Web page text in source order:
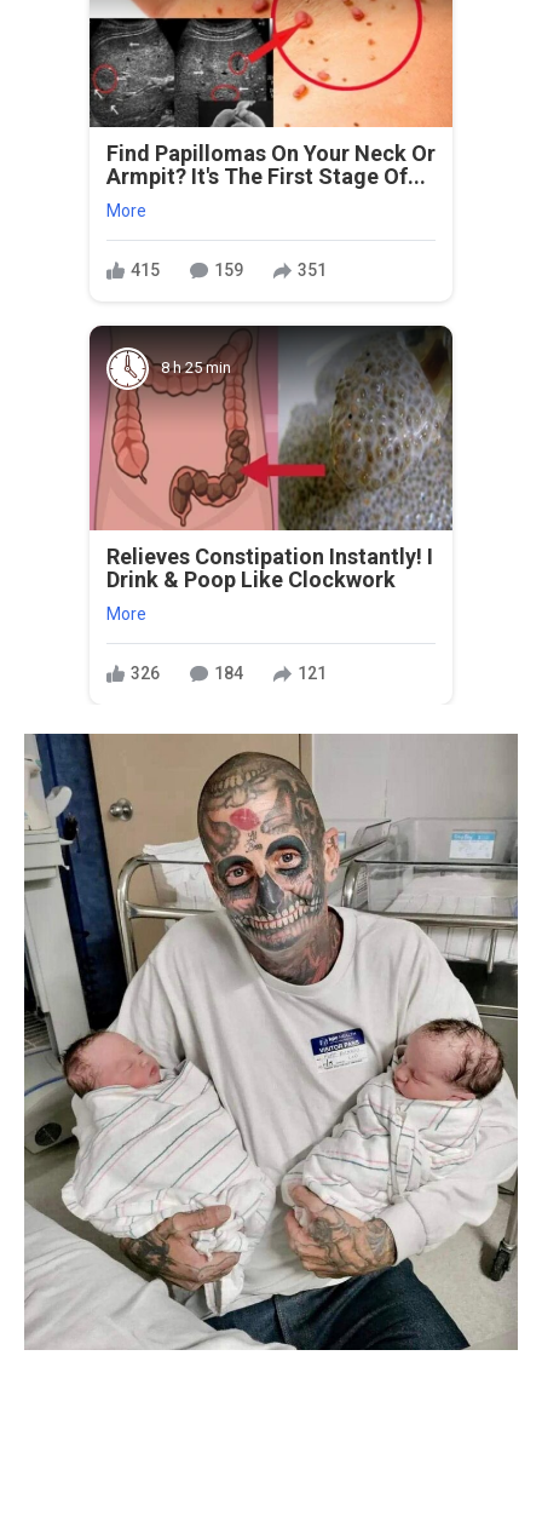
Find Papillomas On Your Neck Or
Armpit? It's The First Stage Of...
More
415 159 351
8 h 25 min
Relieves Constipation Instantly! I
Drink & Poop Like Clockwork
More
326 184 121